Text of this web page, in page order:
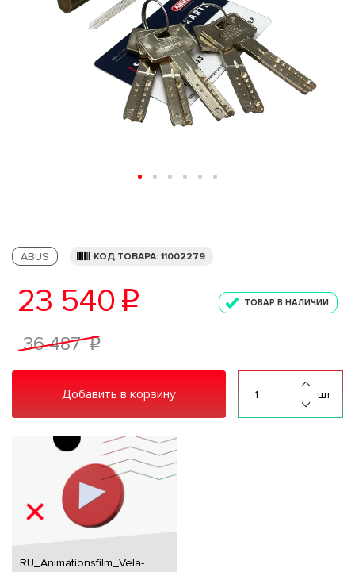
ABUS КОД ТОВАРА: 11002279
23 540 p ТОВАР В НАЛИЧИИ
36 487 p
Добавить в корзину шт
RU_Animationsfilm_Vela-